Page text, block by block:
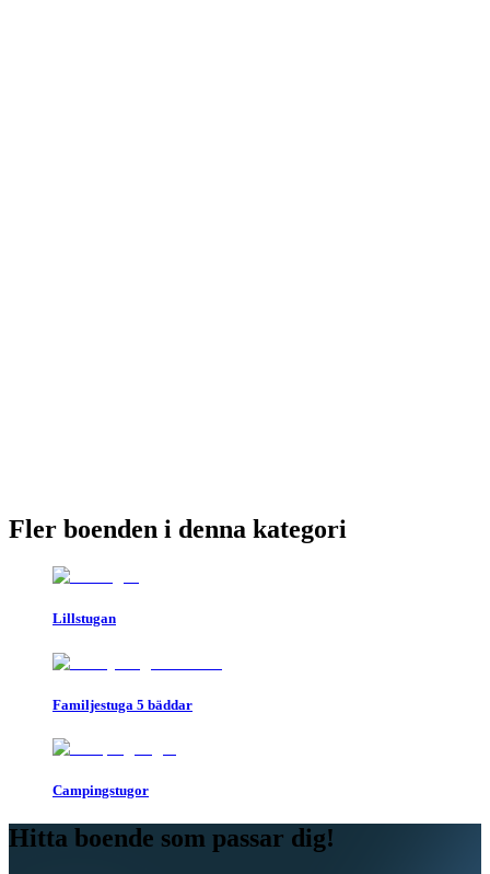
Fler boenden i denna kategori
Lillstugan
Familjestuga 5 bäddar
Campingstugor
Hitta boende som passar dig!